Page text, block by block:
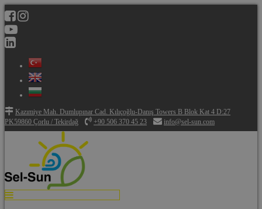
Kazımiye Mah. Dumlupınar Cad. Kılıçoğlu-Danış Towers B Blok Kat 4 D:27
PK59860 Çorlu / Tekirdağ
+90 506 370 45 23 info@sel-sun.com